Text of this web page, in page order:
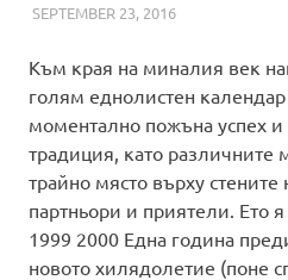
SEPTEMBER 23, 2016ADMIN
НОВИНИ
Към края на миналия век
голям еднолистен
моментално пожъна успех
традиция, като различните
трайно място върху
партньори и приятели. Ето
1999 2000 Една година
новото хилядолетие (поне